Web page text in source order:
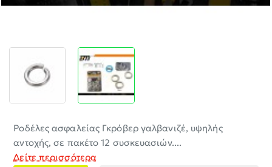
Ροδέλες ασφαλείας Γκρόβερ γαλβανιζέ, υψηλής
αντοχής, σε πακέτο 12 συσκευασιών....
Δείτε περισσότερα